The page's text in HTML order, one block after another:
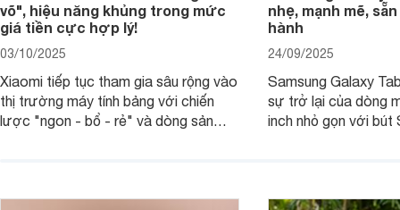
võ", hiệu năng khủng trong mức
giá tiền cực hợp lý!
03/10/2025
Xiaomi tiếp tục tham gia sâu rộng vào
thị trường máy tính bảng với chiến
lược "ngon - bổ - rẻ" và dòng sản
hội tụ những trang bị cao cấp hàng
nhẹ, mạnh mẽ,
hành
24/09/2025
Samsung Galaxy
sự trở lại của dòng
inch nhỏ gọn với bút
thực sự đáng giá?